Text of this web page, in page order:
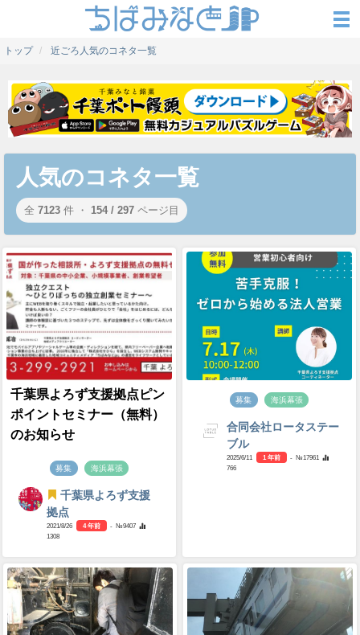
トップ 近ごろ人気のコネタ一覧
人気のコネタ一覧
全 7123 件 ・ 154 / 297 ページ目
千葉県よろず支援拠点ピン
ポイントセミナー（無料）
のお知らせ
募集 海浜幕張
千葉県よろず支援
拠点
2021/8/26 4 年前
- №9407
1308
募集 海浜幕張
合同会社ロータステー
ブル
2025/6/11 1 年前
- №17961
766